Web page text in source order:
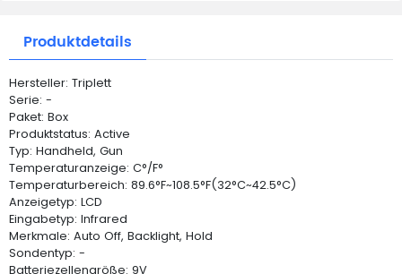
Produktdetails
Hersteller: Triplett
Serie: -
Paket: Box
Produktstatus: Active
Typ: Handheld, Gun
Temperaturanzeige: C°/F°
Temperaturbereich: 89.6°F~108.5°F(32°C~42.5°C)
Anzeigetyp: LCD
Eingabetyp: Infrared
Merkmale: Auto Off, Backlight, Hold
Sondentyp: -
Batteriezellengröße: 9V